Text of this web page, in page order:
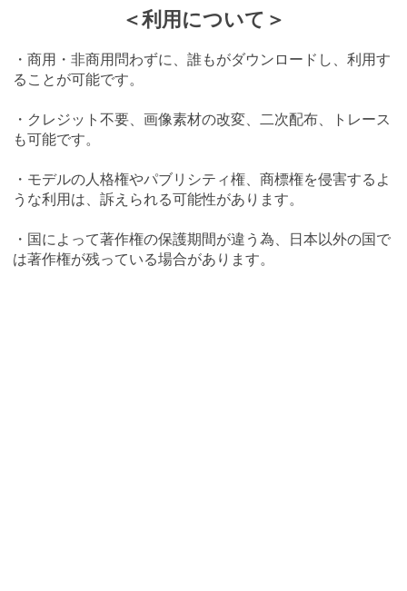
＜利用について＞
・商用・非商用問わずに、誰もがダウンロードし、利用す
ることが可能です。
・クレジット不要、画像素材の改変、二次配布、トレース
も可能です。
・モデルの人格権やパブリシティ権、商標権を侵害するよ
うな利用は、訴えられる可能性があります。
・国によって著作権の保護期間が違う為、日本以外の国で
は著作権が残っている場合があります。